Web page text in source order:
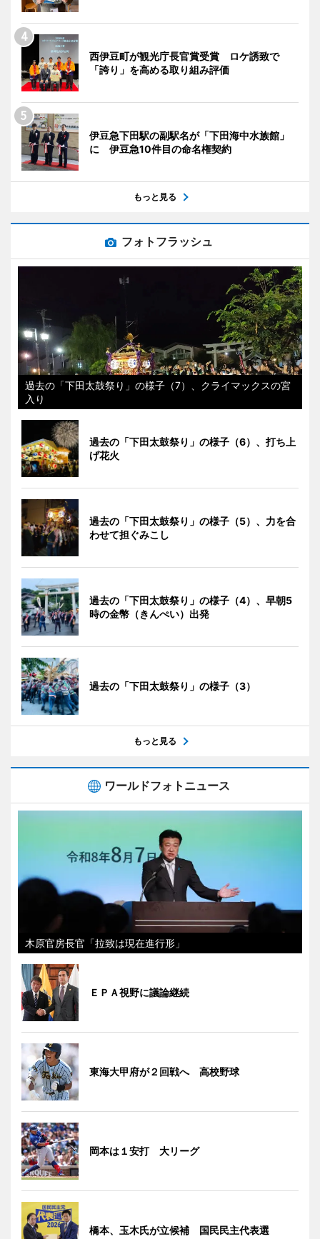
西伊豆町が観光庁長官賞受賞 ロケ誘致で
「誇り」を高める取り組み評価
伊豆急下田駅の副駅名が「下田海中水族館」
に 伊豆急10件目の命名権契約
もっと見る
フォトフラッシュ
過去の「下田太鼓祭り」の様子（7）、クライマックスの宮
入り
過去の「下田太鼓祭り」の様子（6）、打ち上
げ花火
過去の「下田太鼓祭り」の様子（5）、力を合
わせて担ぐみこし
過去の「下田太鼓祭り」の様子（4）、早朝5
時の金幣（きんぺい）出発
過去の「下田太鼓祭り」の様子（3）
もっと見る
ワールドフォトニュース
木原官房長官「拉致は現在進行形」
ＥＰＡ視野に議論継続
東海大甲府が２回戦へ 高校野球
岡本は１安打 大リーグ
橋本、玉木氏が立候補 国民民主代表選